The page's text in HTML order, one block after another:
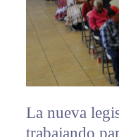
La nueva
trabajando